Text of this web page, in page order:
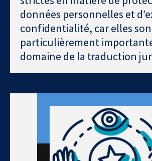
données personnelles et
confidentialité, car elles
particulièrement
domaine de la traduction